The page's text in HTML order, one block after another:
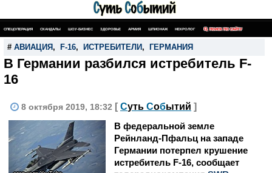
СПЕЦОПЕРАЦИЯ СКАНДАЛЫ ШОУ-БИЗНЕС ЗДОРОВЬЕ АРМИЯ ШПИОНАЖ НЕКРОЛОГ ПОИСК ПО САЙТУ
# АВИАЦИЯ , F-16, ИСТРЕБИТЕЛИ , ГЕРМАНИЯ
В Германии разбился истребитель F-
16
8 октября 2019, 18:32 [ Суть Событий ]
В федеральной земле
Рейнланд-Пфальц на западе
Германии потерпел крушение
истребитель F-16, сообщает